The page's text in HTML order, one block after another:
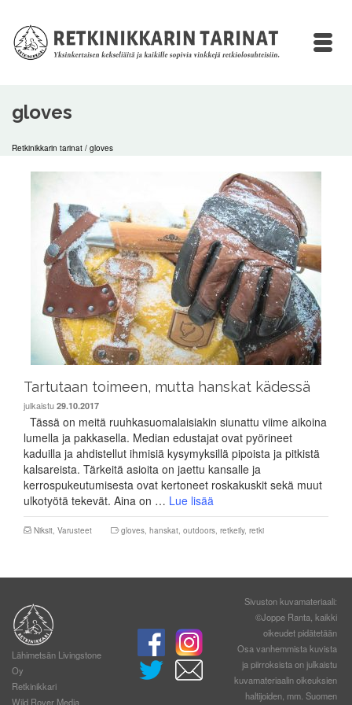
gloves
Retkinikkarin tarinat / gloves
Tartutaan toimeen, mutta hanskat kädessä
julkaistu 29.10.2017
Tässä on meitä ruuhkasuomalaisiakin siunattu viime aikoina
lumella ja pakkasella. Median edustajat ovat pyörineet
kaduilla ja ahdistellut ihmisiä kysymyksillä pipoista ja pitkistä
kalsareista. Tärkeitä asioita on jaettu kansalle ja
kerrospukeutumisesta ovat kertoneet roskakuskit sekä muut
ulkotyötä tekevät. Aina on … Lue lisää
Niksit, Varusteet gloves, hanskat, outdoors, retkeily, retki
Lähimetsän Livingstone
Oy
Retkinikkari
Wild Rover Media
Sivuston kuvamateriaali:
©Joppe Ranta, kaikki
oikeudet pidätetään
Osa vanhemmista kuvista
ja piirroksista on julkaistu
kuvamateriaalin oikeuksien
haltijoiden, mm. Suomen